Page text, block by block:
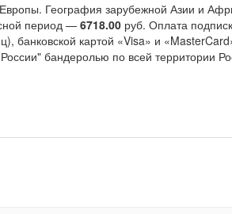
География зарубежной Азии и
период — 6718.00 руб. Оплата
банковской картой «Visa» и
бандеролью по всей территории